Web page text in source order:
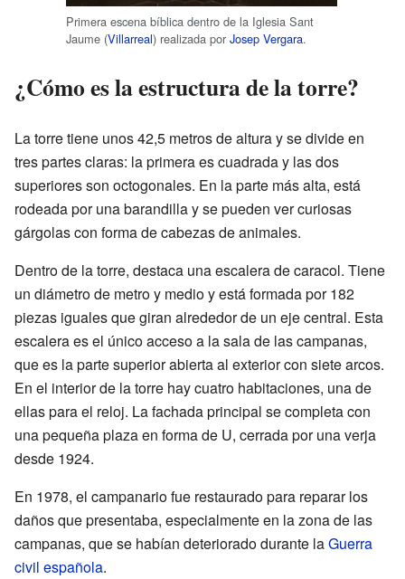
Primera escena bíblica dentro de la Iglesia Sant
Jaume (Villarreal) realizada por Josep Vergara.
¿Cómo es la estructura de la torre?
La torre tiene unos 42,5 metros de altura y se divide en
tres partes claras: la primera es cuadrada y las dos
superiores son octogonales. En la parte más alta, está
rodeada por una barandilla y se pueden ver curiosas
gárgolas con forma de cabezas de animales.
Dentro de la torre, destaca una escalera de caracol. Tiene
un diámetro de metro y medio y está formada por 182
piezas iguales que giran alrededor de un eje central. Esta
escalera es el único acceso a la sala de las campanas,
que es la parte superior abierta al exterior con siete arcos.
En el interior de la torre hay cuatro habitaciones, una de
ellas para el reloj. La fachada principal se completa con
una pequeña plaza en forma de U, cerrada por una verja
desde 1924.
En 1978, el campanario fue restaurado para reparar los
daños que presentaba, especialmente en la zona de las
campanas, que se habían deteriorado durante laGuerra
civil española.